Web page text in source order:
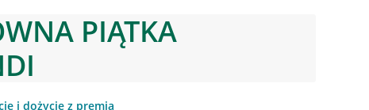
PIĄTKA
i dożycie z premią